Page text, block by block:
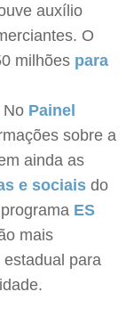
auxílio
O
milhões para
No Painel
sobre a
ainda as
e sociais do
ES
mais
para